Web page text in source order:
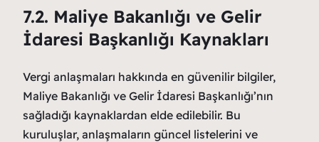
7.2. Maliye Bakanlığı ve Gelir
İdaresi Başkanlığı Kaynakları
Vergi anlaşmaları hakkında en güvenilir bilgiler,
Maliye Bakanlığı ve Gelir İdaresi Başkanlığı’nın
sağladığı kaynaklardan elde edilebilir. Bu
kuruluşlar, anlaşmaların güncel listelerini ve